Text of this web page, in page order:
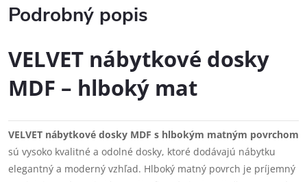
Podrobný popis
VELVET nábytkové dosky
MDF – hlboký mat
VELVET nábytkové dosky MDF s hlbokým matným povrchom
sú vysoko kvalitné a odolné dosky, ktoré dodávajú nábytku
elegantný a moderný vzhľad. Hlboký matný povrch je príjemný